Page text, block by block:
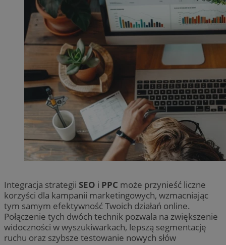
Integracja strategii SEO i PPC może przynieść liczne
korzyści dla kampanii marketingowych, wzmacniając
tym samym efektywność Twoich działań online.
Połączenie tych dwóch technik pozwala na zwiększenie
widoczności w wyszukiwarkach, lepszą segmentację
ruchu oraz szybsze testowanie nowych słów